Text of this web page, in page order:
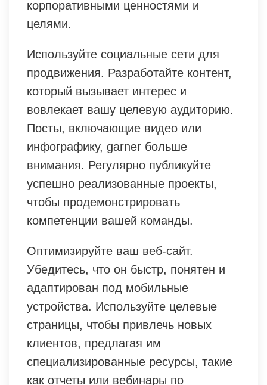
корпоративными ценностями и
целями.
Используйте социальные сети для
продвижения. Разработайте контент,
который вызывает интерес и
вовлекает вашу целевую аудиторию.
Посты, включающие видео или
инфографику, garner больше
внимания. Регулярно публикуйте
успешно реализованные проекты,
чтобы продемонстрировать
компетенции вашей команды.
Оптимизируйте ваш веб-сайт.
Убедитесь, что он быстр, понятен и
адаптирован под мобильные
устройства. Используйте целевые
страницы, чтобы привлечь новых
клиентов, предлагая им
специализированные ресурсы, такие
как отчеты или вебинары по